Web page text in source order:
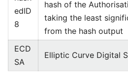
edID
8
hash of the
taking the least
from the hash output
ECD
SA
Elliptic Curve Digital